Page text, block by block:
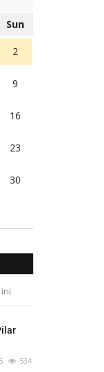
Sun
2
9
16
23
30
534